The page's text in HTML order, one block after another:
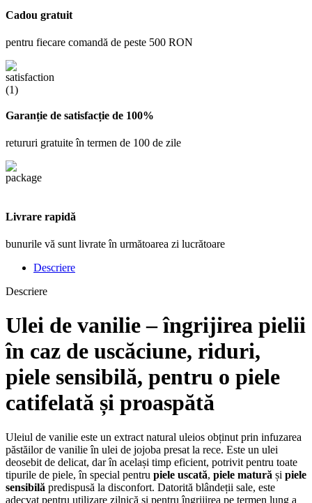
Cadou gratuit
pentru fiecare comandă de peste 500 RON
Garanție de satisfacție de 100%
retururi gratuite în termen de 100 de zile
Livrare rapidă
bunurile vă sunt livrate în următoarea zi lucrătoare
Descriere
Descriere
Ulei de vanilie – îngrijirea pielii
în caz de uscăciune, riduri,
piele sensibilă, pentru o piele
catifelată și proaspătă
Uleiul de vanilie este un extract natural uleios obținut prin infuzarea
păstăilor de vanilie în ulei de jojoba presat la rece. Este un ulei
deosebit de delicat, dar în același timp eficient, potrivit pentru toate
tipurile de piele, în special pentru piele uscată, piele matură și piele
sensibilă predispusă la disconfort. Datorită blândeții sale, este
adecvat pentru utilizare zilnică și pentru îngrijirea pe termen lung a